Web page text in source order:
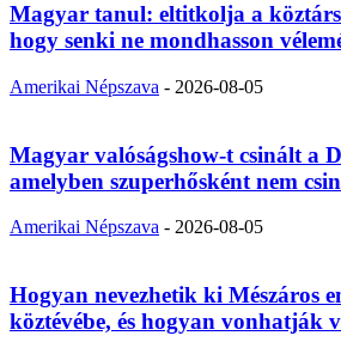
Magyar tanul: eltitkolja a
hogy senki ne mondhasson
Amerikai Népszava - 2026-08-05
Magyar valóságshow-t csinált a
amelyben szuperhősként nem
Amerikai Népszava - 2026-08-05
Hogyan nevezhetik ki Mészáros
köztévébe, és hogyan vonhatják